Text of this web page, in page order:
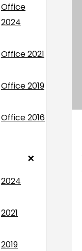
Office
2024
Office 2021
Office 2019
Office 2016
2024
2021
2019